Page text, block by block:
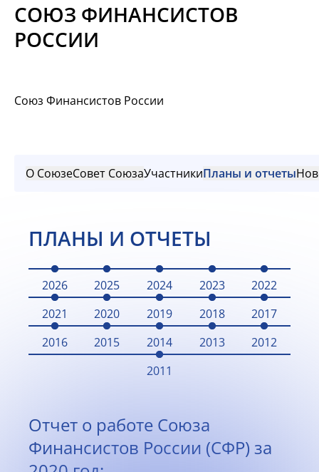
Материалы
СОЮЗ ФИНАНСИСТОВ
РОССИИ
Союз Финансистов России
О СоюзеСовет СоюзаУчастникиПланы и отчеты
ПЛАНЫ И ОТЧЕТЫ
2026 2025 2024 2023
2022
2021
2020 2019 2018
2017
2016
2015 2014 2013
2012
2011
Отчет о работе Союза
Финансистов России (СФР) за